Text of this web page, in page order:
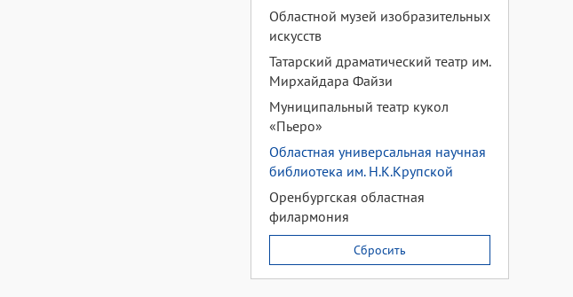
Областной музей изобразительных
искусств
Татарский драматический театр им.
Мирхайдара Файзи
Муниципальный театр кукол
«Пьеро»
Областная универсальная научная
библиотека им. Н.К.Крупской
Оренбургская областная
филармония
Сбросить